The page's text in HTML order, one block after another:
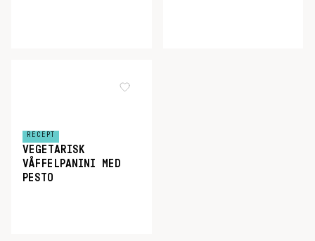
RECEPT
VEGETARISK
VÅFFELPANINI MED
PESTO